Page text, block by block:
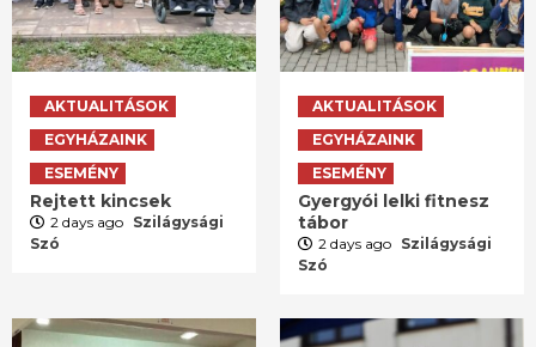
AKTUALITÁSOK
EGYHÁZAINK
ESEMÉNY
Rejtett kincsek
2 days ago Szilágysági
Szó
AKTUALITÁSOK
EGYHÁZAINK
ESEMÉNY
Gyergyói lelki fitnesz
tábor
2 days ago Szilágysági
Szó